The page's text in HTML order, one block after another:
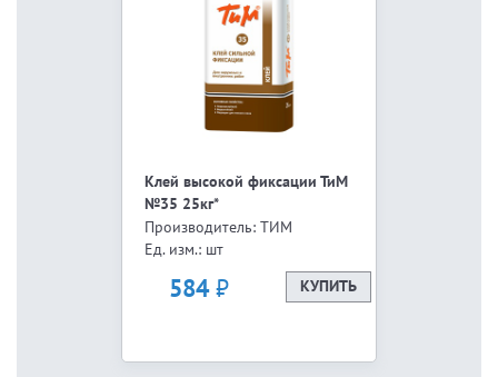
Клей высокой фиксации ТиМ
№35 25кг*
Производитель: ТИМ
Ед. изм.: шт
584₽ КУПИТЬ